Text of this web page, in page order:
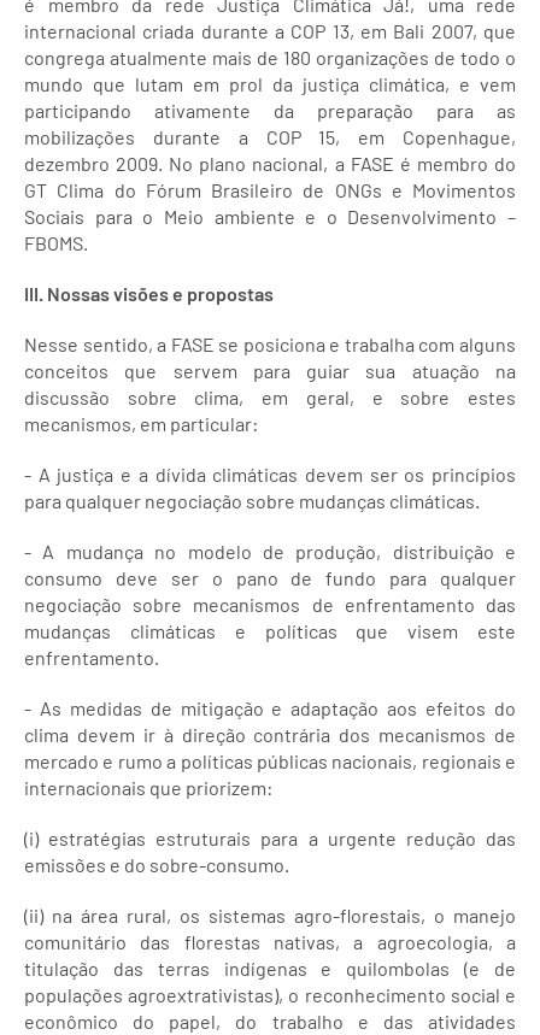
internacional criada durante a COP 13, em Bali 2007, que
congrega atualmente mais de 180 organizações de todo o
mundo que lutam em prol da justiça climática, e vem
participando ativamente da preparação para as
mobilizações durante a COP 15, em Copenhague,
dezembro 2009. No plano nacional, a FASE é membro do
GT Clima do Fórum Brasileiro de ONGs e Movimentos
Sociais para o Meio ambiente e o Desenvolvimento –
FBOMS.
III. Nossas visões e propostas
Nesse sentido, a FASE se posiciona e trabalha com alguns
conceitos que servem para guiar sua atuação na
discussão sobre clima, em geral, e sobre estes
mecanismos, em particular:
- A justiça e a dívida climáticas devem ser os princípios
para qualquer negociação sobre mudanças climáticas.
- A mudança no modelo de produção, distribuição e
consumo deve ser o pano de fundo para qualquer
negociação sobre mecanismos de enfrentamento das
mudanças climáticas e políticas que visem este
enfrentamento.
- As medidas de mitigação e adaptação aos efeitos do
clima devem ir à direção contrária dos mecanismos de
mercado e rumo a políticas públicas nacionais, regionais e
internacionais que priorizem:
(i) estratégias estruturais para a urgente redução das
emissões e do sobre-consumo.
(ii) na área rural, os sistemas agro-florestais, o manejo
comunitário das florestas nativas, a agroecologia, a
titulação das terras indígenas e quilombolas (e de
populações agroextrativistas), o reconhecimento social e
econômico do papel, do trabalho e das atividades